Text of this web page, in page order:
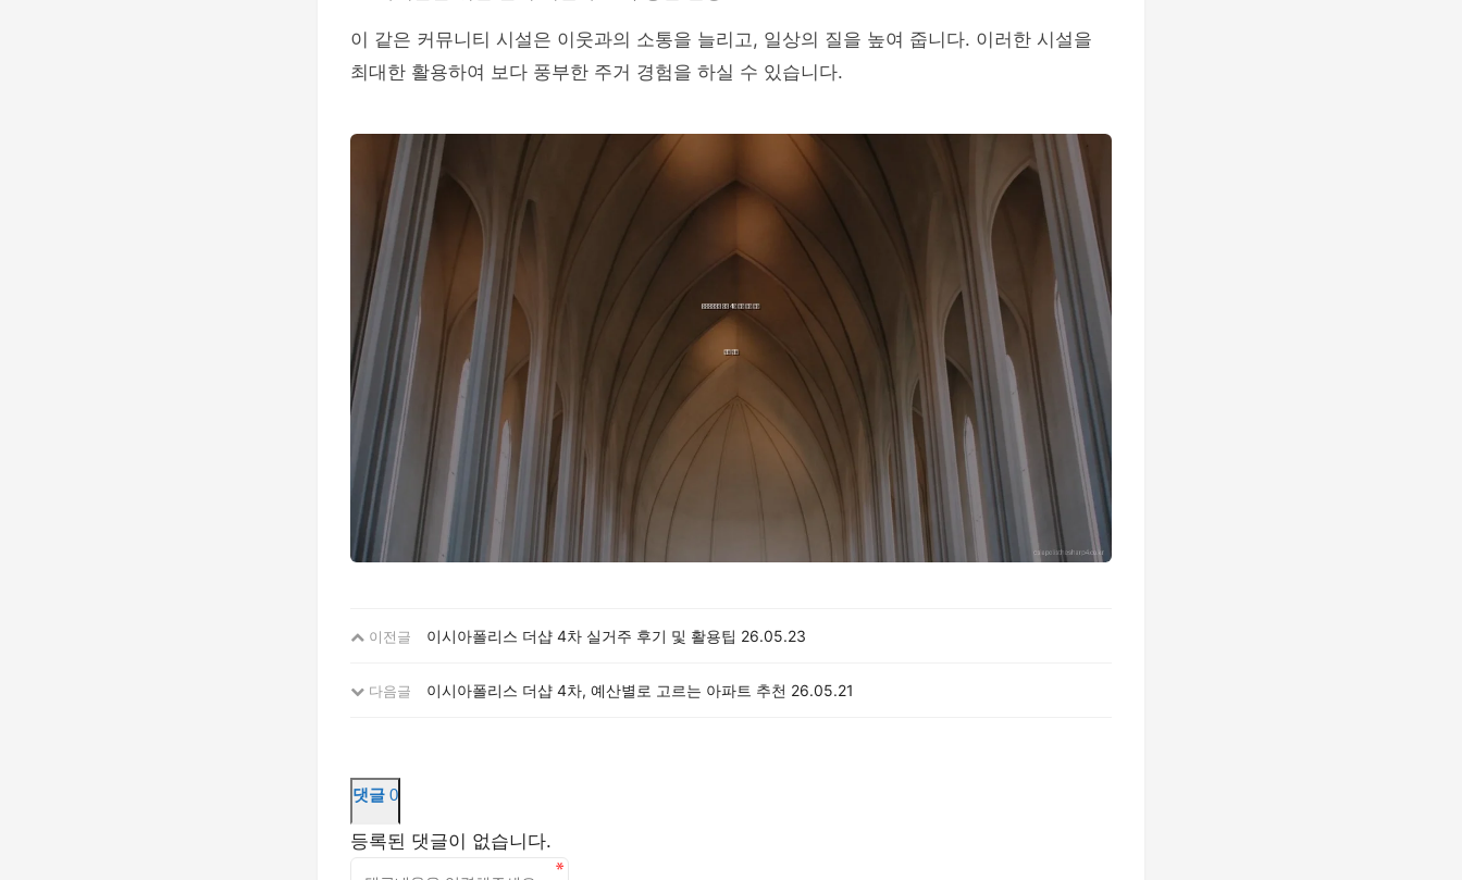
이 같은 커뮤니티 시설은 이웃과의 소통을 늘리고, 일상의 질을 높여 줍니다. 이러한 시설을
최대한 활용하여 보다 풍부한 주거 경험을 하실 수 있습니다.
이전글 이시아폴리스 더샵 4차 실거주 후기 및 활용팁 26.05.23
다음글 이시아폴리스 더샵 4차, 예산별로 고르는 아파트 추천 26.05.21
댓글 0
등록된 댓글이 없습니다.